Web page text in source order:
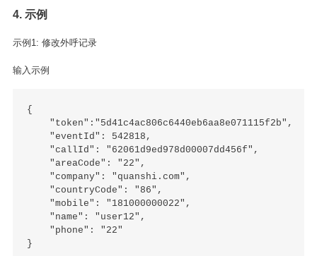
4. 示例
示例1: 修改外呼记录
输入示例
{
    "token":"5d41c4ac806c6440eb6aa8e071115f2b",
    "eventId": 542818,
    "callId": "62061d9ed978d00007dd456f",
    "areaCode": "22",
    "company": "quanshi.com",
    "countryCode": "86",
    "mobile": "181000000022",
    "name": "user12",
    "phone": "22"